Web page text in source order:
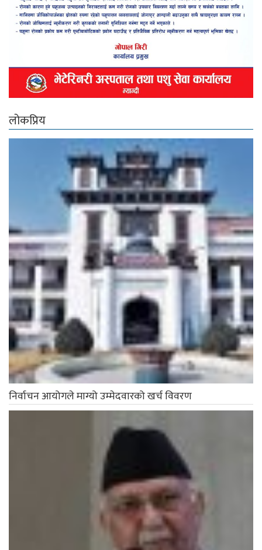
लोकप्रिय
निर्वाचन आयोगले माग्यो उम्मेदवारको खर्च विवरण